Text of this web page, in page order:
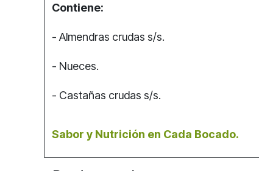
Contiene:
- Almendras crudas s/s.
- Nueces.
- Castañas crudas s/s.
Sabor y Nutrición en Cada Bocado.